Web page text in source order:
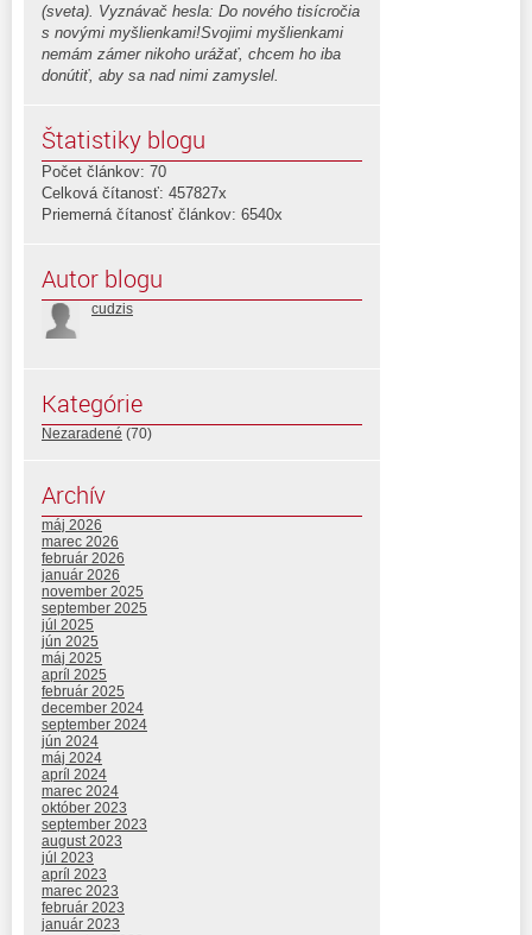
(sveta). Vyznávač hesla: Do nového tisícročia
s novými myšlienkami!Svojimi myšlienkami
nemám zámer nikoho urážať, chcem ho iba
donútiť, aby sa nad nimi zamyslel.
Štatistiky blogu
Počet článkov: 70
Celková čítanosť: 457827x
Priemerná čítanosť článkov: 6540x
Autor blogu
cudzis
Kategórie
Nezaradené (70)
Archív
máj 2026
marec 2026
február 2026
január 2026
november 2025
september 2025
júl 2025
jún 2025
máj 2025
apríl 2025
február 2025
december 2024
september 2024
jún 2024
máj 2024
apríl 2024
marec 2024
október 2023
september 2023
august 2023
júl 2023
apríl 2023
marec 2023
február 2023
január 2023